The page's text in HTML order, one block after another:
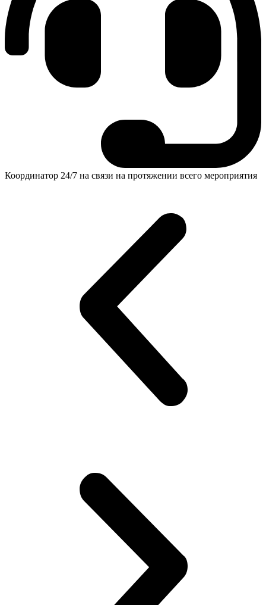
Координатор 24/7 на связи на протяжении всего мероприятия